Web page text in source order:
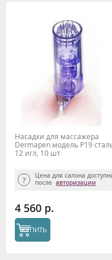
Насадки для массажера
Dermapen модель P19
12 игл, 10 шт
Цена для салона
после авторизации
4 560 р.
КУПИТЬ